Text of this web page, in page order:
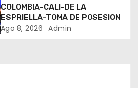
COLOMBIA-CALI-DE LA
ESPRIELLA-TOMA DE POSESION
Ago 8, 2026 Admin